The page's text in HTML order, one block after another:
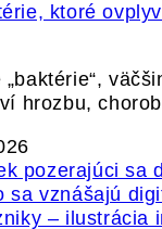
ktoré
hrozbu,